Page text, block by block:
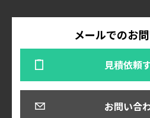
メールでのお
見積依頼
お問い合